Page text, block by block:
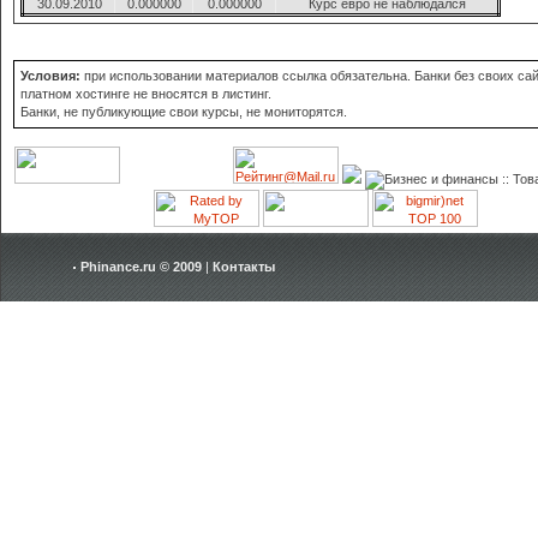
30.09.2010 0.000000 0.000000 Курс евро не наблюдался
Условия: при использовании материалов ссылка обязательна. Банки без своих
платном хостинге не вносятся в листинг.
Банки, не публикующие свои курсы, не мониторятся.
Phinance.ru © 2009 | Контакты